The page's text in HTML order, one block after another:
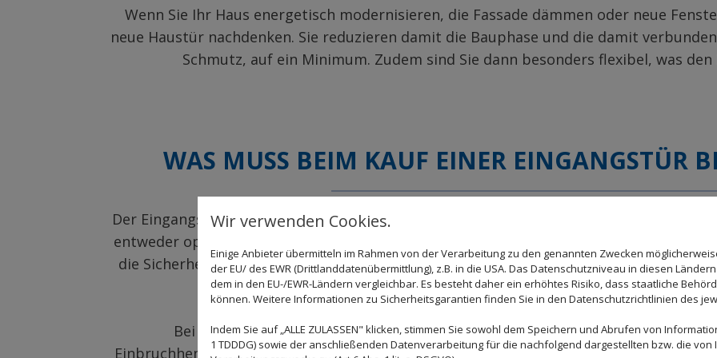
Wenn Sie Ihr Haus energetisch modernisieren, die Fassade dämmen oder neue
neue Haustür nachdenken. Sie reduzieren damit die Bauphase und die damit
Schmutz, auf ein Minimum. Zudem sind Sie dann besonders flexibel, was
WAS MUSS BEIM KAUF EINER EINGANGSTÜR
Der Eingangsbereich eines Hauses ist das erste, was Besucher wahrnehmen. Daher
entweder optisch mit dieser verschmelzen oder einen attraktiven Kontrast bilden.
die Sicherheit. Machen Sie daher keine Abstriche bei Material oder Verarbeitung
Qualität.
Bei Metallbau Kunschner fertigen wir individuelle Eingangstüren nach Maß,
Einbruchhemmung. Bei Glastüren können wir dafür Sicherheitsglas der
Wir verwenden Cookies.
Einige Anbieter übermitteln im Rahmen von der Verarbeitung zu den genannten Zwecken
der EU/ des EWR (Drittlanddatenübermittlung), z.B. in die USA. Das Datenschutzniveau in diesen
dem in den EU-/EWR-Ländern vergleichbar. Es besteht daher ein erhöhtes Risiko, dass staatliche
können. Weitere Informationen zu Sicherheitsgarantien finden Sie in den Datenschutzrichtlinien des
Indem Sie auf „ALLE ZULASSEN" klicken, stimmen Sie sowohl dem Speichern und Abrufen von
1 TDDDG) sowie der anschließenden Datenverarbeitung für die nachfolgend dargestellten bzw. die